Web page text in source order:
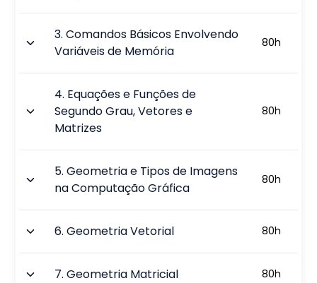
3.Comandos Básicos Envolvendo
Variáveis de Memória
80h
4. Equações e Funções de
Segundo Grau, Vetores e
Matrizes
80h
5.Geometria e Tipos de Imagens
na Computação Gráfica
80h
6.Geometria Vetorial 80h
7.Geometria Matricial 80h